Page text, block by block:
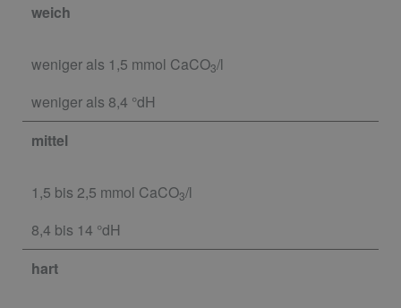
weich
weniger als 1,5 mmol CaCO3/l
weniger als 8,4 °dH
mittel
1,5 bis 2,5 mmol CaCO3/l
8,4 bis 14 °dH
hart